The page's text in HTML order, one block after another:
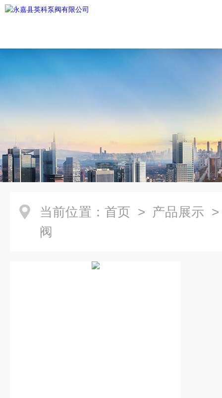
当前位置： 首页 > 产品展示
阀